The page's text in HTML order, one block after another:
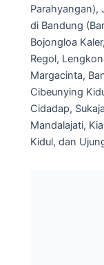
Parahyangan),
di Bandung
Bojongloa
Regol,
Margacinta,
Cibeunying
Cidadap,
Mandalajati,
Kidul, dan